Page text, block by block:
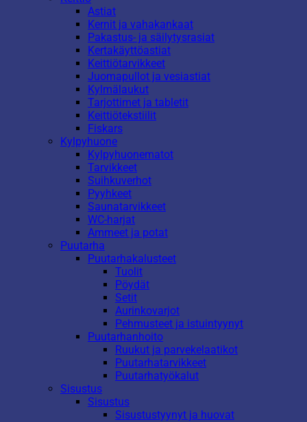
Astiat
Kernit ja vahakankaat
Pakastus- ja säilytysrasiat
Kertakäyttöastiat
Keittiötarvikkeet
Juomapullot ja vesiastiat
Kylmälaukut
Tarjottimet ja tabletit
Keittiötekstiilit
Fiskars
Kylpyhuone
Kylpyhuonematot
Tarvikkeet
Suihkuverhot
Pyyhkeet
Saunatarvikkeet
WC-harjat
Ammeet ja potat
Puutarha
Puutarhakalusteet
Tuolit
Pöydät
Setit
Aurinkovarjot
Pehmusteet ja istuintyynyt
Puutarhanhoito
Ruukut ja parvekelaatikot
Puutarhatarvikkeet
Puutarhatyökalut
Sisustus
Sisustus
Sisustustyynyt ja huovat